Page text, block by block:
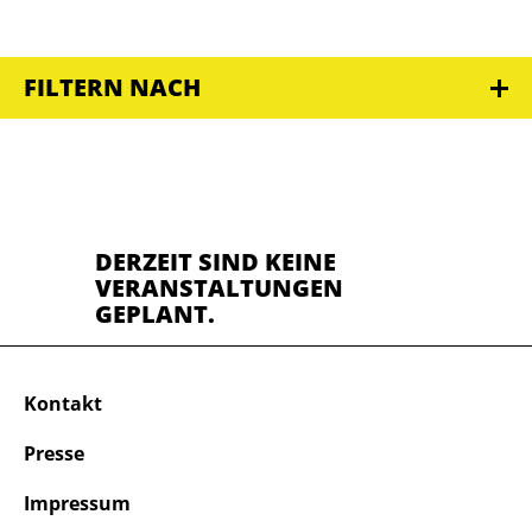
FILTERN NACH
DERZEIT SIND KEINE
VERANSTALTUNGEN
GEPLANT.
Kontakt
Presse
Impressum